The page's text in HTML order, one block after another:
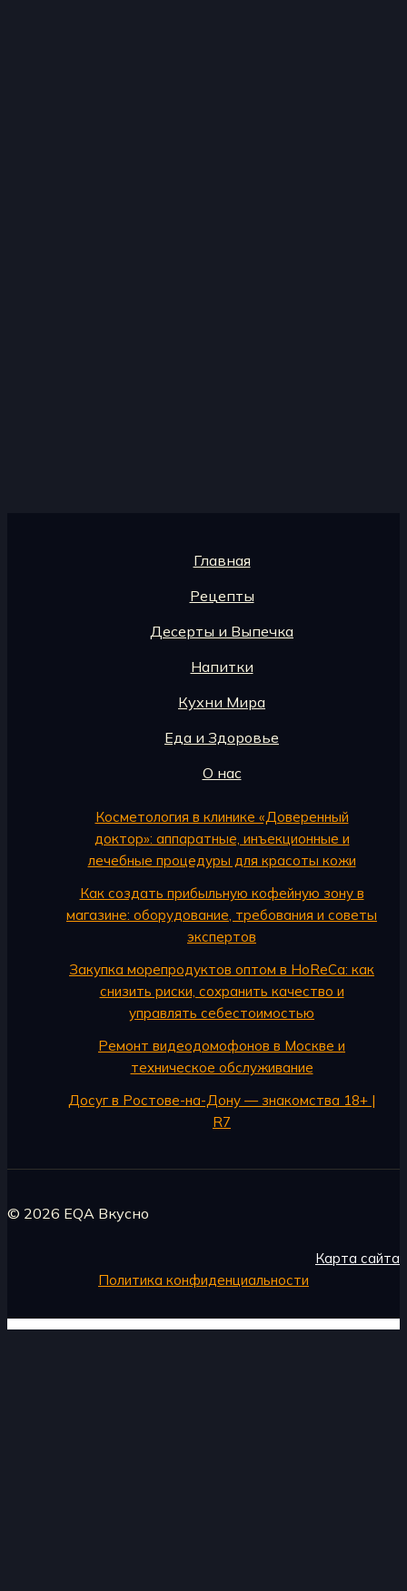
Главная
Рецепты
Десерты и Выпечка
Напитки
Кухни Мира
Еда и Здоровье
О нас
Косметология в клинике «Доверенный
доктор»: аппаратные, инъекционные и
лечебные процедуры для красоты кожи
Как создать прибыльную кофейную зону в
магазине: оборудование, требования и советы
экспертов
Закупка морепродуктов оптом в HoReCa: как
снизить риски, сохранить качество и
управлять себестоимостью
Ремонт видеодомофонов в Москве и
техническое обслуживание
Досуг в Ростове-на-Дону — знакомства 18+ |
R7
© 2026 EQA Вкусно
Карта сайта
Политика конфиденциальности